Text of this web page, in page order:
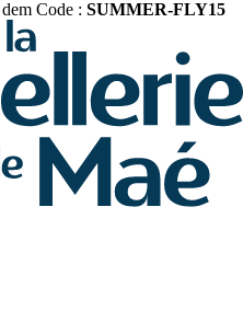
Code : SUMMER-FLY15